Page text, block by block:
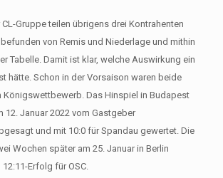
Gruppe teilen übrigens drei Kontrahenten
von Remis und Niederlage und mithin
Tabelle. Damit ist klar, welche Auswirkung ein
hätte. Schon in der Vorsaison waren beide
Königswettbewerb. Das Hinspiel in Budapest
12. Januar 2022 vom Gastgeber
und mit 10:0 für Spandau gewertet. Die
Wochen später am 25. Januar in Berlin
Erfolg für OSC.